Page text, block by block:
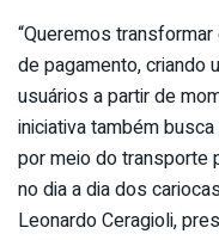
“Queremos
de pagamento, criando
usuários a partir de
iniciativa também
por meio do transporte
no dia a dia dos
Leonardo Ceragioli,